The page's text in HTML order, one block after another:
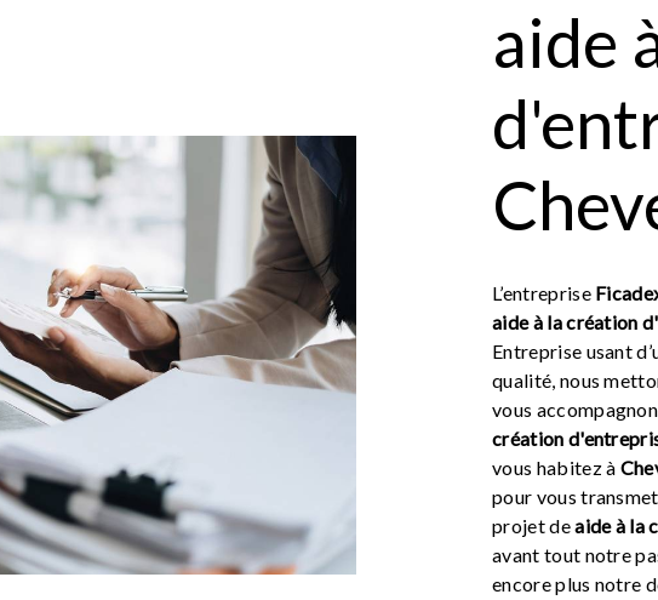
aide
L’entreprise
aide à la création
Entreprise usant
qualité, nous
vous
création
vous habitez à
pour vous
projet deaide à la
avant tout notre
encore plus notre